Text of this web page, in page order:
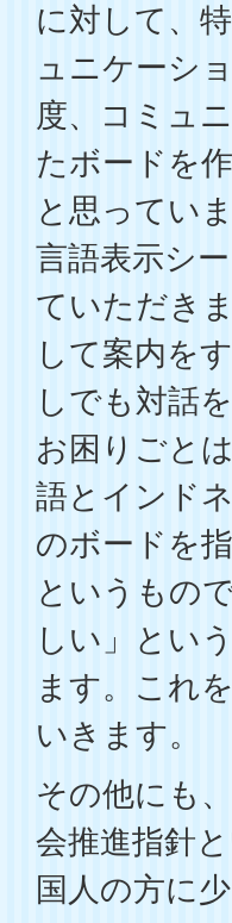
に対して、
ュニケーシ
度、コミュ
たボードを
と思ってい
言語表示シ
ていただき
して案内を
しでも対話
お困りごと
語とインド
のボードを
というもの
しい」とい
ます。これ
いきます。
その他にも
会推進指針
国人の方に